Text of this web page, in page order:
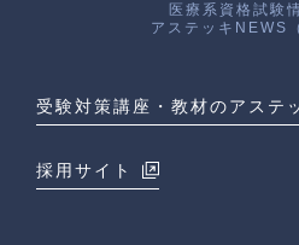
医療系資格試験
アステッキNEWS
受験対策講座・教材のアステ
採用サイト